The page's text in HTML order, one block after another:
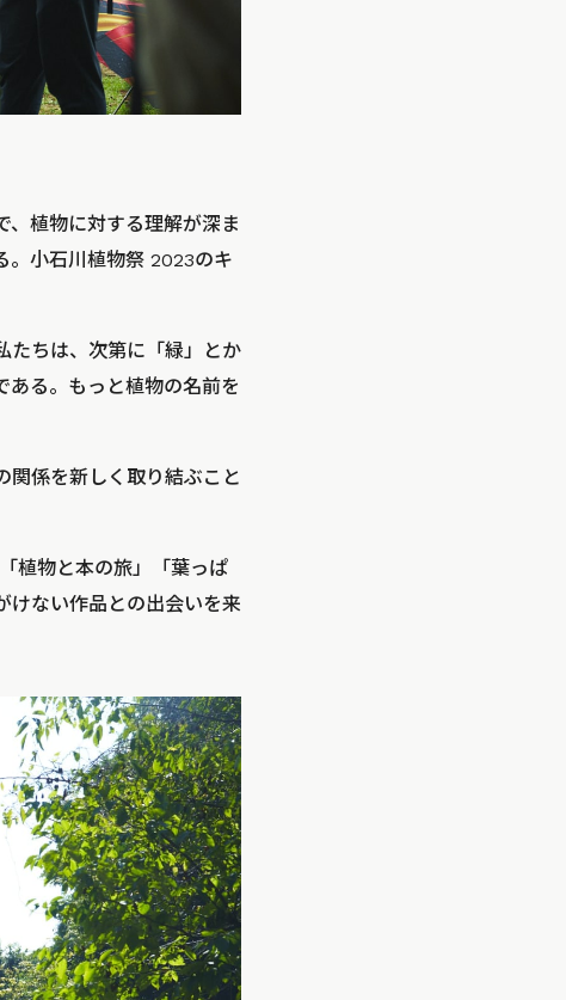
、植物に対する理解が深ま
。小石川植物祭 2023のキ
たちは、次第に「緑」とか
ある。もっと植物の名前を
関係を新しく取り結ぶこと
植物と本の旅」「葉っぱ
けない作品との出会いを来